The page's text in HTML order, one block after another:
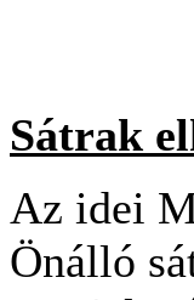
Sátrak
Az idei
Önálló